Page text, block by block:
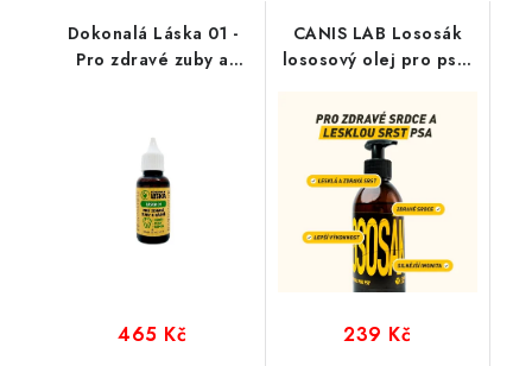
Dokonalá Láska 01 -
Pro zdravé zuby a
465 Kč
CANIS LAB Lososák
lososový olej pro psy;
239 Kč